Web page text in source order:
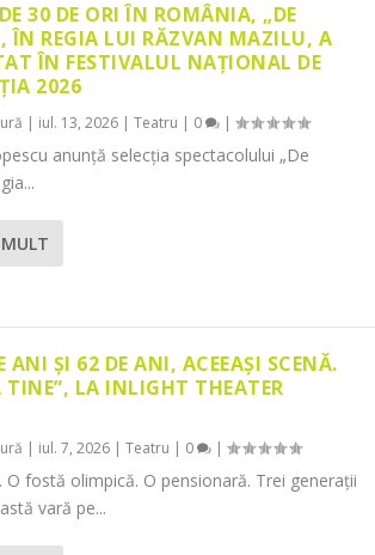
30 DE ORI ÎN ROMÂNIA, „DE
ÎN REGIA LUI RĂZVAN MAZILU, A
ÎN FESTIVALUL NAȚIONAL DE
2026
| iul. 13, 2026| Teatru | 0 |
anunță selecția spectacolului „De
ANI ȘI 62 DE ANI, ACEEAȘI SCENĂ.
TINE”, LA INLIGHT THEATER
| iul. 7, 2026| Teatru | 0 |
O fostă olimpică. O pensionară. Trei generații
vară pe...